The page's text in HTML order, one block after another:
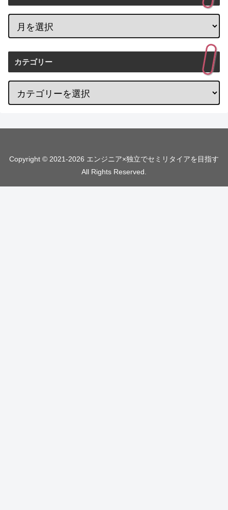
カテゴリー
Copyright © 2021-2026 エンジニア×独立でセミリタイアを目指す
All Rights Reserved.